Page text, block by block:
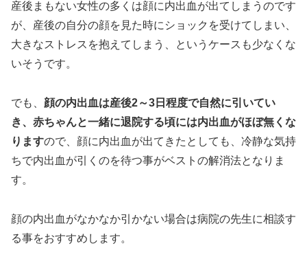
産後まもない女性の多くは顔に内出血が出てしまうのです
が、産後の自分の顔を見た時にショックを受けてしまい、
大きなストレスを抱えてしまう、というケースも少なくな
いそうです。
でも、 顔の内出血は産後2～3日程度で自然に引いてい
き、赤ちゃんと一緒に退院する頃には内出血がほぼ無くな
りますので、顔に内出血が出てきたとしても、冷静な気持
ちで内出血が引くのを待つ事がベストの解消法となりま
す。
顔の内出血がなかなか引かない場合は病院の先生に相談す
る事をおすすめします。